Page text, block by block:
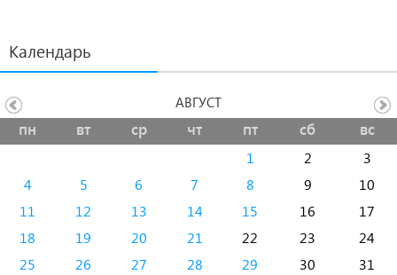
Календарь
пн вт ср чт пт сб вс
1 2
3
4
5 6 7 8 9
10
11
12 13 14 15 16
17
18
19 20 21 22 23
24
25
26 27 28 29 30 31
АВГУСТ